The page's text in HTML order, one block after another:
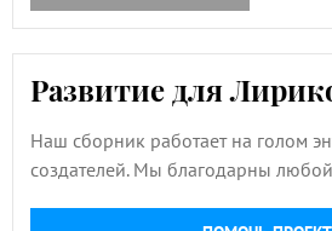
Развитие для
Наш сборник работает на голом
создателей. Мы благодарны